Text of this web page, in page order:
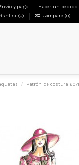
Envío y pago
Hacer un pedido
(0) Compare (0)
Patrón de costura 6071